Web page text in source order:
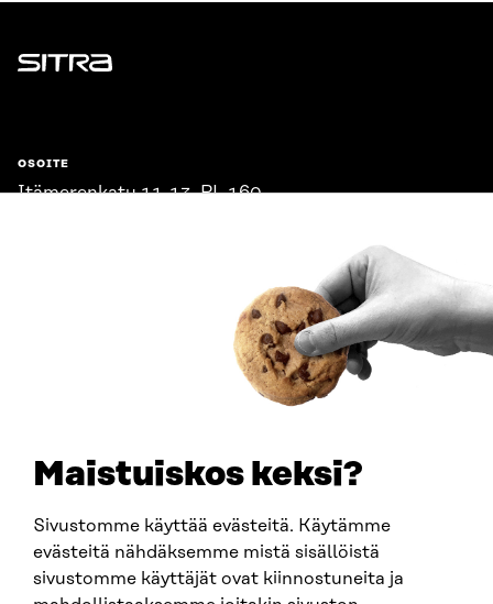
Maistuiskos keksi?
Sivustomme käyttää evästeitä. Käytämme
evästeitä nähdäksemme mistä sisällöistä
sivustomme käyttäjät ovat kiinnostuneita ja
Sitra
OSOITE
Itämerenkatu 11-13, PL 160,
SITRA SOSIAALISESSA MEDIASSA
LinkedIn